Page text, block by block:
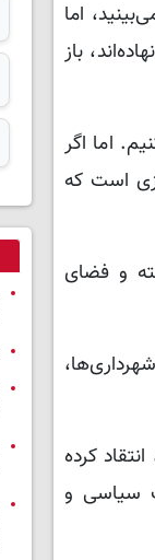
اما
باز
اما اگر
این ملت خودش وارد عمل خواهد شد. ۲ نوامبر روزی است که
و فضای
کرده
سیاسی و